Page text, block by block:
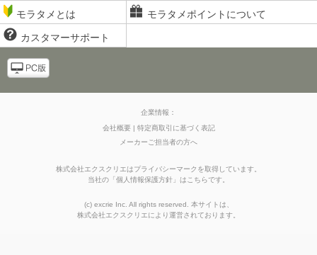
モラタメとは モラタメポイントについて
カスタマーサポート
企業情報：
会社概要
特定商取引に基づく表記
メーカーご担当者の方へ
株式会社エクスクリエはプライバシーマークを取得しています。
当社の 「個人情報保護方針 」はこちらです。
(c) excrie Inc. All rights reserved. 本サイトは、
株式会社エクスクリエにより運営されております。